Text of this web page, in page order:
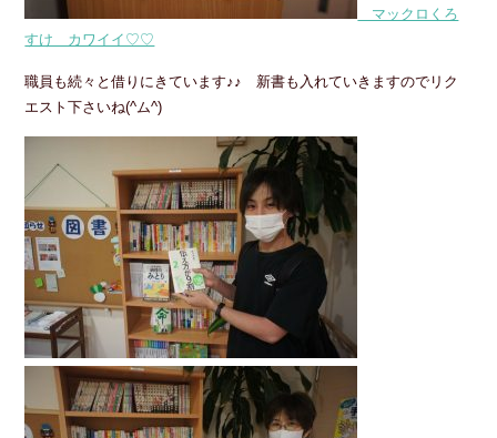
マックロくろ
すけ カワイイ♡♡
職員も続々と借りにきています♪♪ 新書も入れていきますのでリク
エスト下さいね(^ム^)